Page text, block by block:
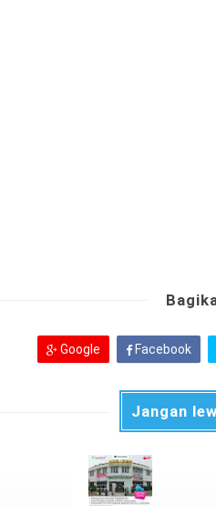
Google Facebook
Jangan